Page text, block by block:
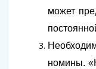
может
номины.